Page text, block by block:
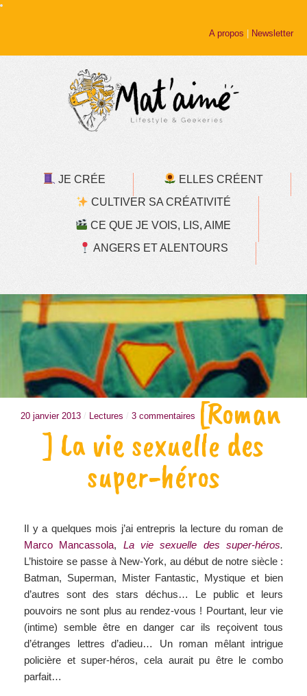
A propos | Newsletter
JE CRÉE
ELLES CRÉENT
CULTIVER SA CRÉATIVITÉ
CE QUE JE VOIS, LIS, AIME
ANGERS ET ALENTOURS
20 janvier 2013 / Lectures / 3 commentaires [Roman
] La vie sexuelle des
super-héros
Il y a quelques mois j’ai entrepris la lecture du roman de
Marco Mancassola, La vie sexuelle des super-héros.
L’histoire se passe à New-York, au début de notre siècle :
Batman, Superman, Mister Fantastic, Mystique et bien
d’autres sont des stars déchus… Le public et leurs
pouvoirs ne sont plus au rendez-vous ! Pourtant, leur vie
(intime) semble être en danger car ils reçoivent tous
d’étranges lettres d’adieu… Un roman mêlant intrigue
policière et super-héros, cela aurait pu être le combo
parfait…